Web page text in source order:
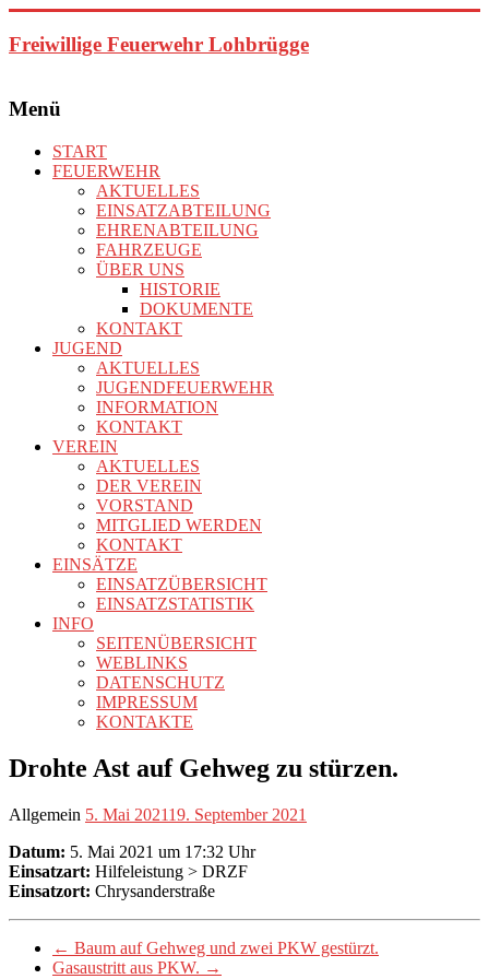
Inhalt
springen
Freiwillige Feuerwehr Lohbrügge
Menü
START
FEUERWEHR
AKTUELLES
EINSATZABTEILUNG
EHRENABTEILUNG
FAHRZEUGE
ÜBER UNS
HISTORIE
DOKUMENTE
KONTAKT
JUGEND
AKTUELLES
JUGENDFEUERWEHR
INFORMATION
KONTAKT
VEREIN
AKTUELLES
DER VEREIN
VORSTAND
MITGLIED WERDEN
KONTAKT
EINSÄTZE
EINSATZÜBERSICHT
EINSATZSTATISTIK
INFO
SEITENÜBERSICHT
WEBLINKS
DATENSCHUTZ
IMPRESSUM
KONTAKTE
Drohte Ast auf Gehweg zu stürzen.
Allgemein 5. Mai 202119. September 2021
Datum: 5. Mai 2021 um 17:32 Uhr
Einsatzart: Hilfeleistung > DRZF
Einsatzort: Chrysanderstraße
← Baum auf Gehweg und zwei PKW gestürzt.
Gasaustritt aus PKW. →